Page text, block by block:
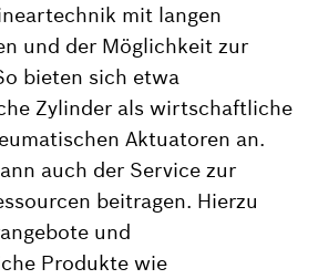
mit langen
und der Möglichkeit zur
bieten sich etwa
Zylinder als wirtschaftliche
Aktuatoren an.
auch der Service zur
beitragen. Hierzu
und
Produkte wie